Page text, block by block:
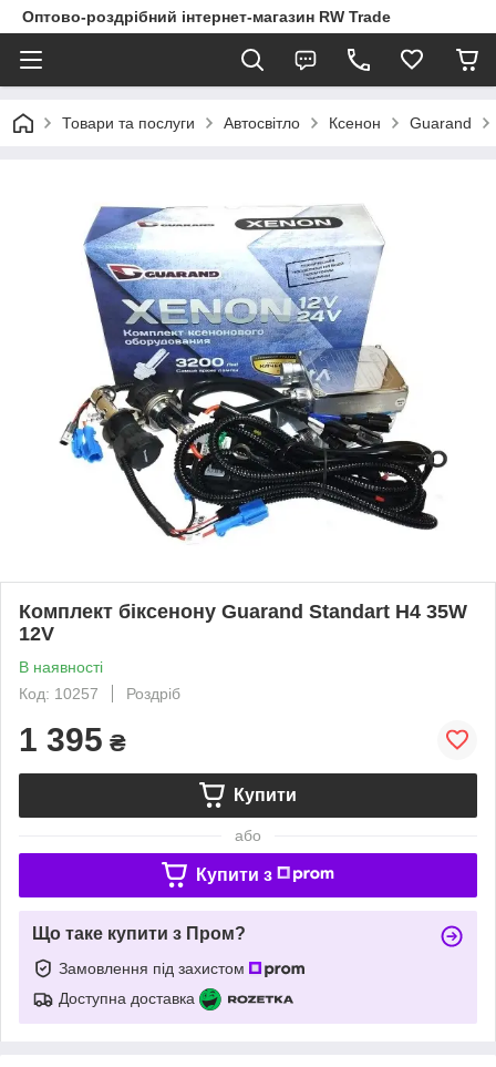
Оптово-роздрібний інтернет-магазин RW Trade
Товари та послуги Автосвітло Ксенон Guarand
Комплект біксенону Guarand Standart H4 35W
12V
В наявності
Код: 10257
Роздріб
1 395 ₴
Купити
або
Купити з
Що таке купити з Пром?
Замовлення під захистом
Доступна доставка